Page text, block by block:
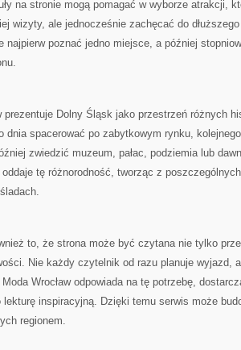
na stronie mogą pomagać w wyborze atrakcji,
wizyty, ale jednocześnie zachęcać do
najpierw poznać jedno miejsce, a później
prezentuje Dolny Śląsk jako przestrzeń różnych
dnia spacerować po zabytkowym rynku,
zwiedzić muzeum, pałac, podziemia lub
tę różnorodność, tworząc z
to, że strona może być czytana nie tylko
Nie każdy czytelnik od razu planuje wyjazd,
Wrocław odpowiada na tę potrzebę,
inspiracyjną. Dzięki temu serwis może
regionem.